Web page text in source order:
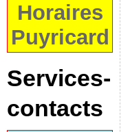
Horaires
Puyricard
Services-
contacts